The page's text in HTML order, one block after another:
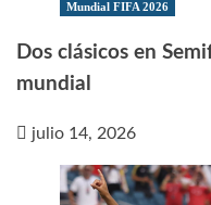
Mundial FIFA 2026
Dos clásicos en
mundial
julio 14, 2026